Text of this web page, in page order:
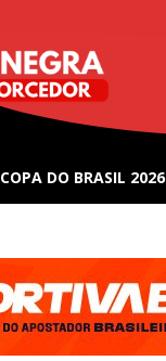
COPA DO BRASIL 2026